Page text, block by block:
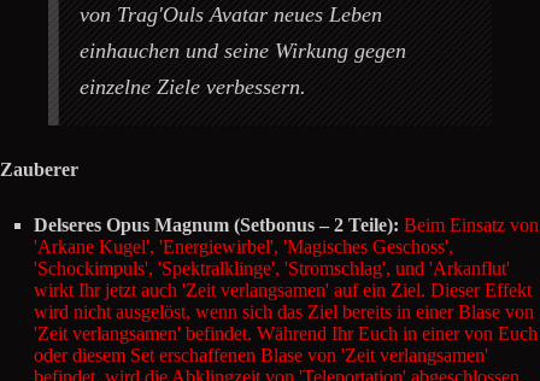
von Trag'Ouls Avatar neues Leben
einhauchen und seine Wirkung gegen
einzelne Ziele verbessern.
Zauberer
Delseres Opus Magnum (Setbonus – 2 Teile): Beim Einsatz von
'Arkane Kugel', 'Energiewirbel', 'Magisches Geschoss',
'Schockimpuls', 'Spektralklinge', 'Stromschlag', und 'Arkanflut'
wirkt Ihr jetzt auch 'Zeit verlangsamen' auf ein Ziel. Dieser Effekt
wird nicht ausgelöst, wenn sich das Ziel bereits in einer Blase von
'Zeit verlangsamen' befindet. Während Ihr Euch in einer von Euch
oder diesem Set erschaffenen Blase von 'Zeit verlangsamen'